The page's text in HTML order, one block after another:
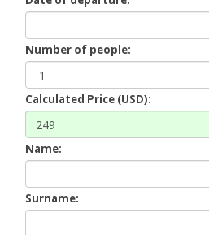
Number of people:
Calculated Price (USD):
Name:
Surname: